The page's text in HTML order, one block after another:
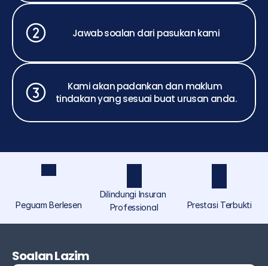
Jawab soalan dari pasukan kami
Kami akan padankan dan maklum
tindakan yang sesuai buat urusan anda.
Peguam Berlesen
Dilindungi Insuran
Professional
Prestasi Terbukti
Soalan Lazim
ramai di bawah Akmal Saufi & Co, menyediakan